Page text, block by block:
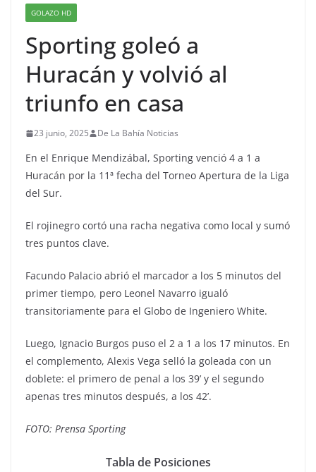
GOLAZO HD
Sporting goleó a
Huracán y volvió al
triunfo en casa
23 junio, 2025 De La Bahía Noticias
En el Enrique Mendizábal, Sporting venció 4 a 1 a
Huracán por la 11ª fecha del Torneo Apertura de la Liga
del Sur.
El rojinegro cortó una racha negativa como local y sumó
tres puntos clave.
Facundo Palacio abrió el marcador a los 5 minutos del
primer tiempo, pero Leonel Navarro igualó
transitoriamente para el Globo de Ingeniero White.
Luego, Ignacio Burgos puso el 2 a 1 a los 17 minutos. En
el complemento, Alexis Vega selló la goleada con un
doblete: el primero de penal a los 39’ y el segundo
apenas tres minutos después, a los 42’.
FOTO: Prensa Sporting
Tabla de Posiciones